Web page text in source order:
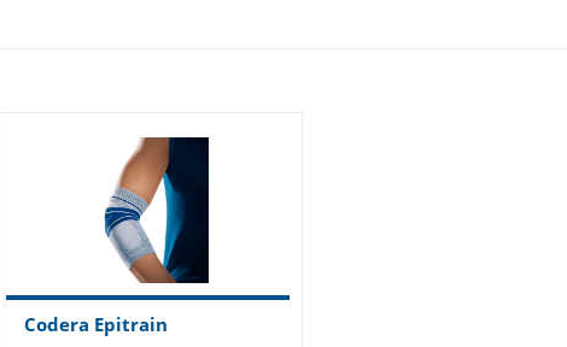
Codera Epitrain